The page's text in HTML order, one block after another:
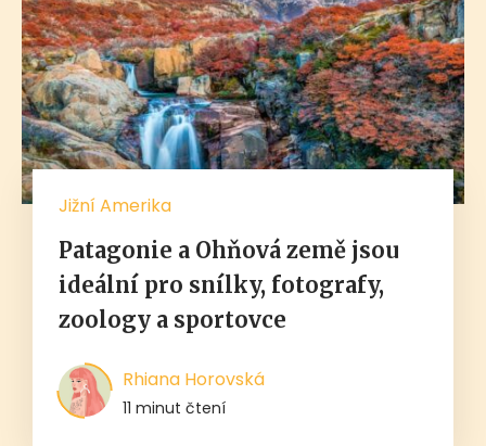
Jižní Amerika
Patagonie a Ohňová země jsou
ideální pro snílky, fotografy,
zoology a sportovce
Rhiana Horovská
11 minut čtení